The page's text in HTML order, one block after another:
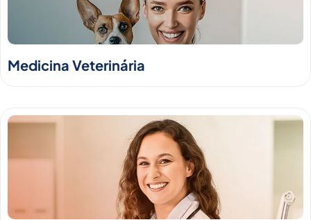
Medicina Veterinária